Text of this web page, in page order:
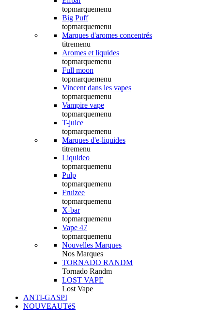
topmarquemenu
Big Puff
topmarquemenu
Marques d'aromes concentrés
titremenu
Aromes et liquides
topmarquemenu
Full moon
topmarquemenu
Vincent dans les vapes
topmarquemenu
Vampire vape
topmarquemenu
T-juice
topmarquemenu
Marques d'e-liquides
titremenu
Liquideo
topmarquemenu
Pulp
topmarquemenu
Fruizee
topmarquemenu
X-bar
topmarquemenu
Vape 47
topmarquemenu
Nouvelles Marques
Nos Marques
TORNADO RANDM
Tornado Randm
LOST VAPE
Lost Vape
ANTI-GASPI
NOUVEAUTéS